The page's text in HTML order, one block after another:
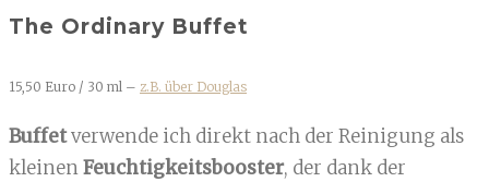
The Ordinary Buffet
15,50 Euro / 30 ml – z.B. über Douglas
Buffetverwende ich direkt nach der Reinigung als
kleinenFeuchtigkeitsbooster, der dank der